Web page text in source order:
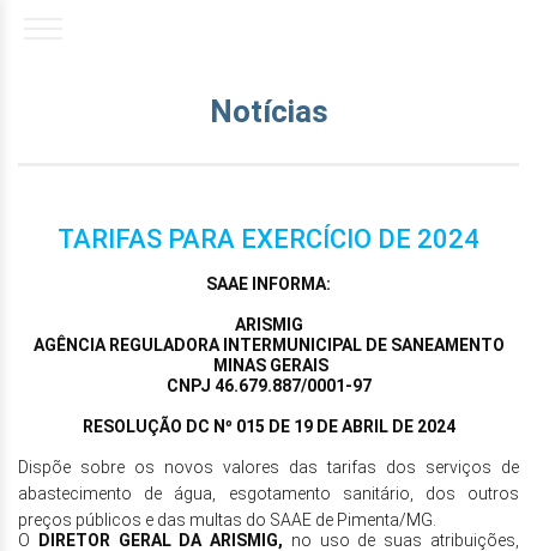
Notícias
TARIFAS PARA EXERCÍCIO DE 2024
SAAE INFORMA:
ARISMIG
AGÊNCIA REGULADORA INTERMUNICIPAL DE SANEAMENTO
MINAS GERAIS
CNPJ 46.679.887/0001-97
RESOLUÇÃO DC Nº 015 DE 19 DE ABRIL DE 2024
Dispõe sobre os novos valores das tarifas dos serviços de
abastecimento de água, esgotamento sanitário, dos outros
preços públicos e das multas do SAAE de Pimenta/MG.
O
DIRETOR GERAL DA ARISMIG, no uso de suas atribuições,